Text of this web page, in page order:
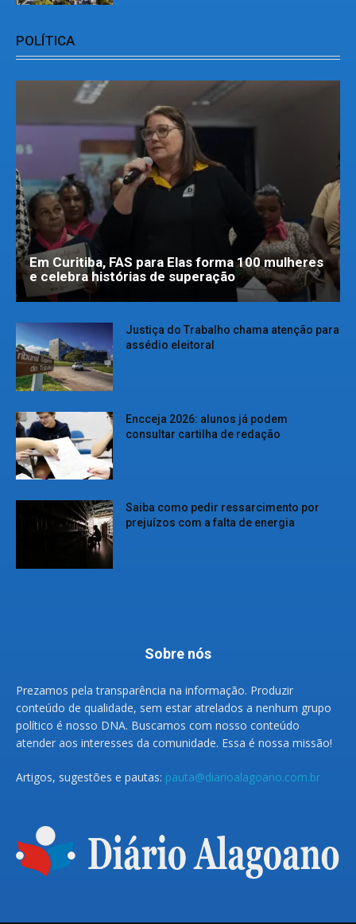
POLÍTICA
Em Curitiba, FAS para Elas forma 100 mulheres
e celebra histórias de superação
Justiça do Trabalho chama atenção para
assédio eleitoral
Encceja 2026: alunos já podem
consultar cartilha de redação
Saiba como pedir ressarcimento por
prejuízos com a falta de energia
Sobre nós
Prezamos pela transparência na informação. Produzir
conteúdo de qualidade, sem estar atrelados a nenhum grupo
político é nosso DNA. Buscamos com nosso conteúdo
atender aos interesses da comunidade. Essa é nossa missão!
Artigos, sugestões e pautas: pauta@diarioalagoano.com.br